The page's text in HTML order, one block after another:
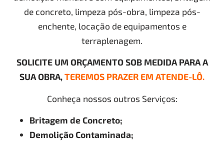
de concreto, limpeza pós-obra, limpeza pós-
enchente, locação de equipamentos e
terraplenagem.
SOLICITE UM ORÇAMENTO SOB MEDIDA PARA A
SUA OBRA,TEREMOS PRAZER EM ATENDE-LÔ.
Conheça nossos outros Serviços:
Britagem de Concreto;
Demolição Contaminada;